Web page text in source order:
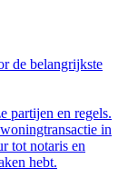
de belangrijkste
partijen en regels.
in
tot notaris en
hebt.